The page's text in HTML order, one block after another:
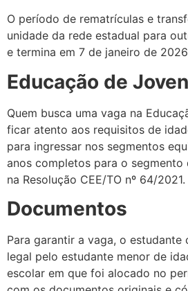
O período de rematrículas e
unidade da rede estadual para
e termina em 7 de janeiro de
Educação de
Quem busca uma vaga na
ficar atento aos requisitos de
para ingressar nos segmentos
anos completos para o
na Resolução CEE/TO nº 64/2021.
Documentos
Para garantir a vaga, o estudante
legal pelo estudante menor de
escolar em que foi alocado no